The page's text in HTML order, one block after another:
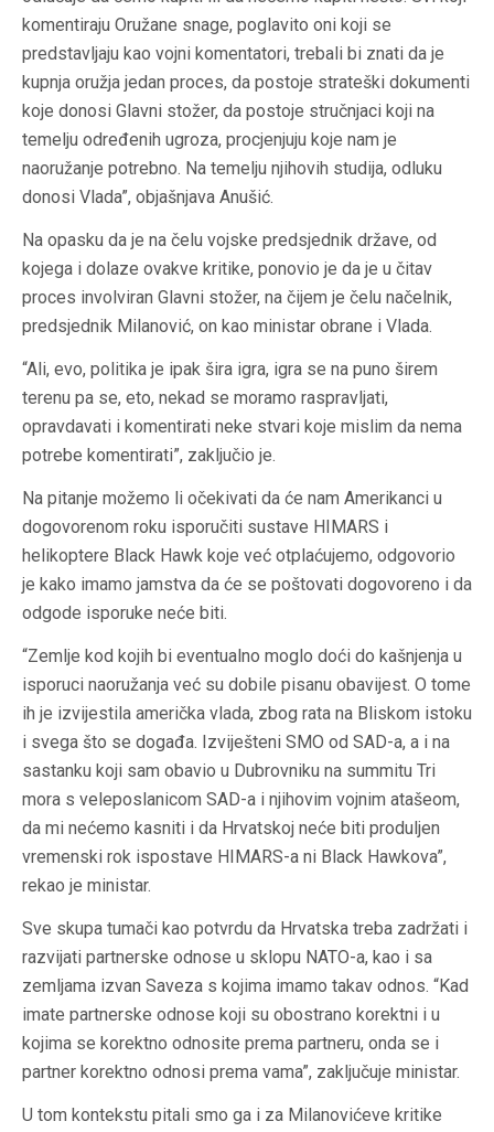
komentiraju Oružane snage, poglavito oni koji se
predstavljaju kao vojni komentatori, trebali bi znati da je
kupnja oružja jedan proces, da postoje strateški dokumenti
koje donosi Glavni stožer, da postoje stručnjaci koji na
temelju određenih ugroza, procjenjuju koje nam je
naoružanje potrebno. Na temelju njihovih studija, odluku
donosi Vlada”, objašnjava Anušić.
Na opasku da je na čelu vojske predsjednik države, od
kojega i dolaze ovakve kritike, ponovio je da je u čitav
proces involviran Glavni stožer, na čijem je čelu načelnik,
predsjednik Milanović, on kao ministar obrane i Vlada.
“Ali, evo, politika je ipak šira igra, igra se na puno širem
terenu pa se, eto, nekad se moramo raspravljati,
opravdavati i komentirati neke stvari koje mislim da nema
potrebe komentirati”, zaključio je.
Na pitanje možemo li očekivati da će nam Amerikanci u
dogovorenom roku isporučiti sustave HIMARS i
helikoptere Black Hawk koje već otplaćujemo, odgovorio
je kako imamo jamstva da će se poštovati dogovoreno i da
odgode isporuke neće biti.
“Zemlje kod kojih bi eventualno moglo doći do kašnjenja u
isporuci naoružanja već su dobile pisanu obavijest. O tome
ih je izvijestila američka vlada, zbog rata na Bliskom istoku
i svega što se događa. Izviješteni SMO od SAD-a, a i na
sastanku koji sam obavio u Dubrovniku na summitu Tri
mora s veleposlanicom SAD-a i njihovim vojnim atašeom,
da mi nećemo kasniti i da Hrvatskoj neće biti produljen
vremenski rok ispostave HIMARS-a ni Black Hawkova”,
rekao je ministar.
Sve skupa tumači kao potvrdu da Hrvatska treba zadržati i
razvijati partnerske odnose u sklopu NATO-a, kao i sa
zemljama izvan Saveza s kojima imamo takav odnos. “Kad
imate partnerske odnose koji su obostrano korektni i u
kojima se korektno odnosite prema partneru, onda se i
partner korektno odnosi prema vama”, zaključuje ministar.
U tom kontekstu pitali smo ga i za Milanovićeve kritike